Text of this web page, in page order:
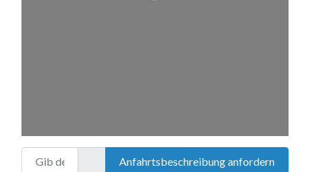
Gib deinen Standort ein.Anfahrtsbeschreibung anfordern